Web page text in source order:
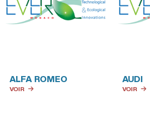
ALFA ROMEO
VOIR
AUDI
VOIR